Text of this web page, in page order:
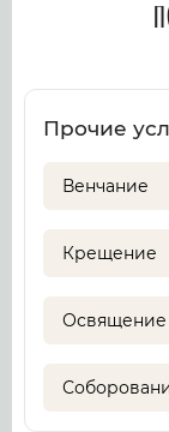
Прочие
Венчание
Крещение
Освящение